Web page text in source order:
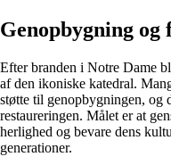
Genopbygning og
Efter branden i Notre Dame
af den ikoniske katedral.
støtte til genopbygningen, og
restaureringen. Målet er at
herlighed og bevare dens
generationer.